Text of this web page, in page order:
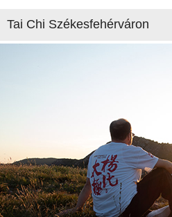
Tai Chi Székesfehérváron